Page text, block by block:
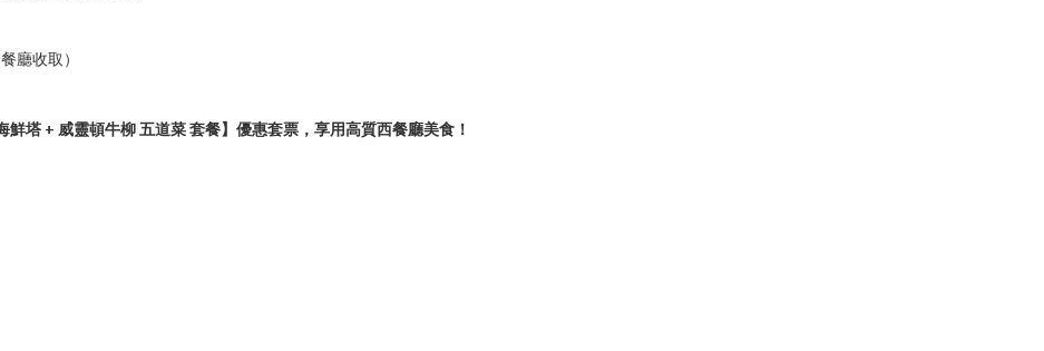
廳收取）
塔 + 威靈頓牛柳 五道菜 套餐】優惠套票，享用高質西餐廳美食！